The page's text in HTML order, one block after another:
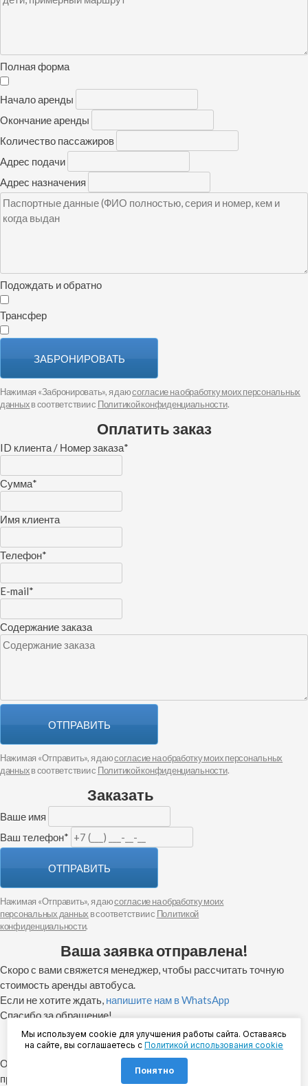
Мы используем cookie для улучшения работы сайта. Оставаясь
на сайте, вы соглашаетесь с Политикой использования cookie
Понятно
Полная форма
Начало аренды
Окончание аренды
Количество пассажиров
Адрес подачи
Адрес назначения
Подождать и обратно
Трансфер
ЗАБРОНИРОВАТЬ
Нажимая «Забронировать», я даюсогласие на обработку моих персональных
данныхв соответствии с Политикой конфиденциальности.
Оплатить заказ
ID клиента / Номер заказа*
Сумма*
Имя клиента
Телефон*
E-mail*
Содержание заказа
ОТПРАВИТЬ
Нажимая «Отправить», я даюсогласие на обработку моих персональных
данныхв соответствии с Политикой конфиденциальности.
Заказать
Ваше имя
Ваш телефон*
ОТПРАВИТЬ
Нажимая «Отправить», я даюсогласие на обработку моих
персональных данных в соответствии с Политикой
конфиденциальности.
Ваша заявка отправлена!
Скоро с вами свяжется менеджер, чтобы рассчитать точную
стоимость аренды автобуса.
Если не хотите ждать, напишите нам в WhatsApp
Спасибо за обращение!
Спасибо за ваш отзыв!
Отзыв будет опубликован на сайте после
прохождения модерации.